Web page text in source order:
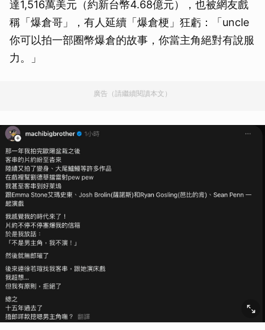
達1,516萬美元（約新台幣4.68億元），也被網友戲
稱「爆倉哥」，有人延續「爆倉梗」狂虧：「uncle
你可以拍一部圈幣爆倉的故事，你當主角絕對有說服
力。」
廣告（請繼續閱讀本文）